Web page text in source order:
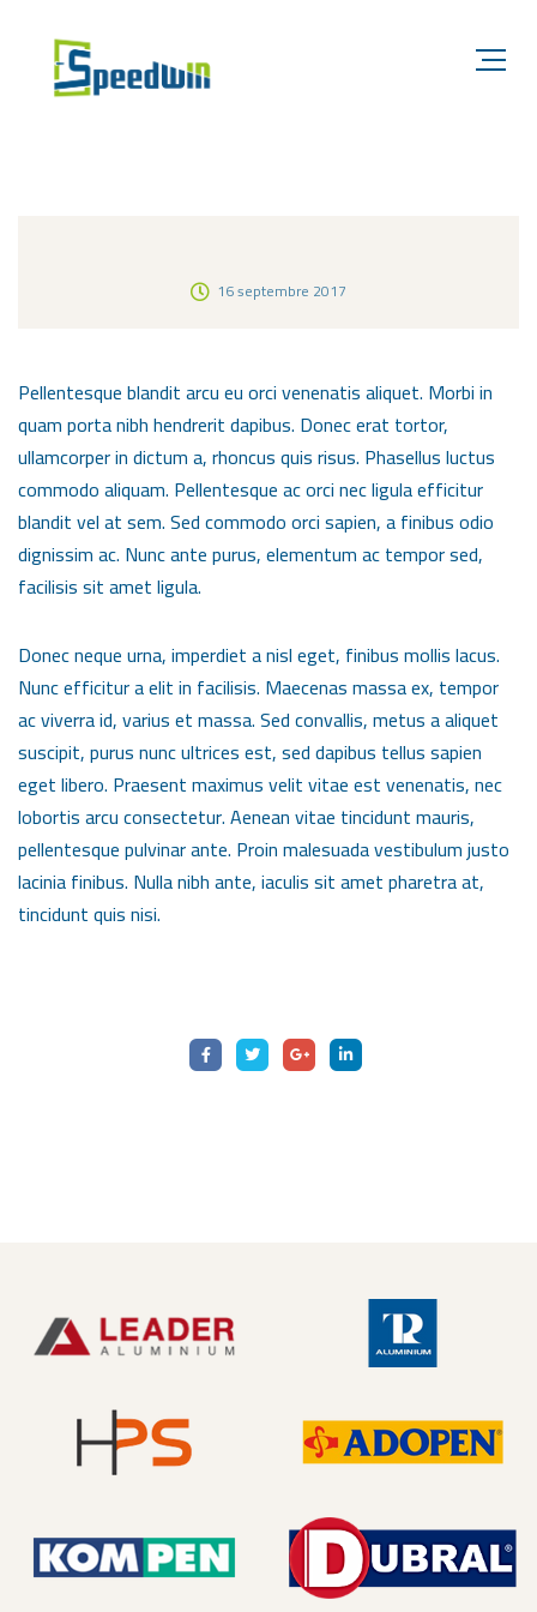
16 septembre 2017
Pellentesque blandit arcu eu orci venenatis aliquet. Morbi in
quam porta nibh hendrerit dapibus. Donec erat tortor,
ullamcorper in dictum a, rhoncus quis risus. Phasellus luctus
commodo aliquam. Pellentesque ac orci nec ligula efficitur
blandit vel at sem. Sed commodo orci sapien, a finibus odio
dignissim ac. Nunc ante purus, elementum ac tempor sed,
facilisis sit amet ligula.
Donec neque urna, imperdiet a nisl eget, finibus mollis lacus.
Nunc efficitur a elit in facilisis. Maecenas massa ex, tempor
ac viverra id, varius et massa. Sed convallis, metus a aliquet
suscipit, purus nunc ultrices est, sed dapibus tellus sapien
eget libero. Praesent maximus velit vitae est venenatis, nec
lobortis arcu consectetur. Aenean vitae tincidunt mauris,
pellentesque pulvinar ante. Proin malesuada vestibulum justo
lacinia finibus. Nulla nibh ante, iaculis sit amet pharetra at,
tincidunt quis nisi.